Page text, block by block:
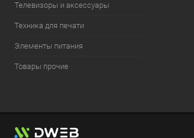
Телевизоры и аксессуары
Техника для печати
Элементы питания
Товары прочие